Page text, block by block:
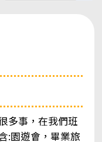
多事，在我們班
:園遊會，畢業旅